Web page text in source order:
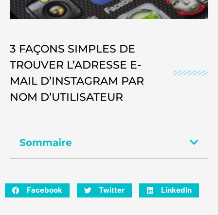
3 FAÇONS SIMPLES DE
TROUVER L’ADRESSE E-
MAIL D’INSTAGRAM PAR
NOM D’UTILISATEUR
Sommaire
Facebook Twitter LinkedIn